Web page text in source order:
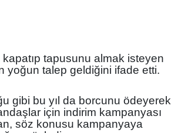
tapusunu almak isteyen
yoğun talep geldiğini ifade etti.
gibi bu yıl da borcunu ödeyerek
için indirim kampanyası
söz konusu kampanyaya